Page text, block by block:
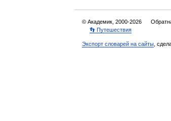
© Академик, 2000-2026
👣 Путешествия
Экспорт словарей на сайты ,